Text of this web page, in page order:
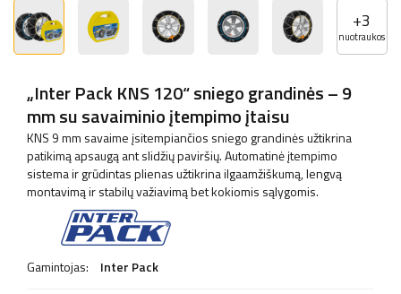
+3
nuotraukos
„Inter Pack KNS 120“ sniego grandinės – 9
mm su savaiminio įtempimo įtaisu
KNS 9 mm savaime įsitempiančios sniego grandinės užtikrina
patikimą apsaugą ant slidžių paviršių. Automatinė įtempimo
sistema ir grūdintas plienas užtikrina ilgaamžiškumą, lengvą
montavimą ir stabilų važiavimą bet kokiomis sąlygomis.
Gamintojas: Inter Pack